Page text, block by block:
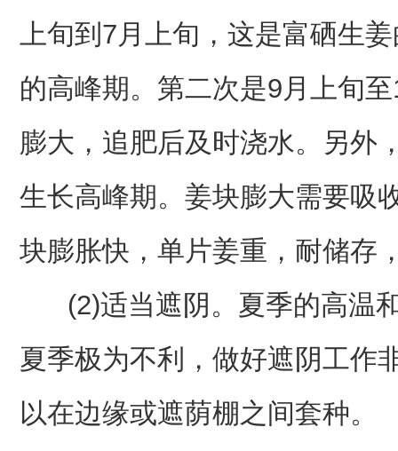
上旬到7月上旬，这是富硒生
的高峰期。第二次是9月上旬
膨大，追肥后及时浇水。另外
生长高峰期。姜块膨大需要吸
块膨胀快，单片姜重，耐储存
(2)适当遮阴。夏季的高温
夏季极为不利，做好遮阴工作
以在边缘或遮荫棚之间套种。